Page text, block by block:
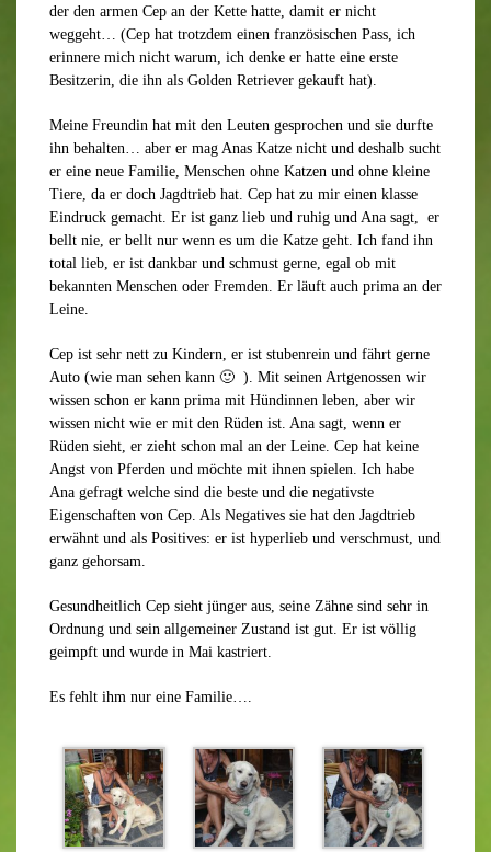
der den armen Cep an der Kette hatte, damit er nicht
weggeht… (Cep hat trotzdem einen französischen Pass, ich
erinnere mich nicht warum, ich denke er hatte eine erste
Besitzerin, die ihn als Golden Retriever gekauft hat).
Meine Freundin hat mit den Leuten gesprochen und sie durfte
ihn behalten… aber er mag Anas Katze nicht und deshalb sucht
er eine neue Familie, Menschen ohne Katzen und ohne kleine
Tiere, da er doch Jagdtrieb hat. Cep hat zu mir einen klasse
Eindruck gemacht. Er ist ganz lieb und ruhig und Ana sagt, er
bellt nie, er bellt nur wenn es um die Katze geht. Ich fand ihn
total lieb, er ist dankbar und schmust gerne, egal ob mit
bekannten Menschen oder Fremden. Er läuft auch prima an der
Leine.
Cep ist sehr nett zu Kindern, er ist stubenrein und fährt gerne
Auto (wie man sehen kann 🙂 ). Mit seinen Artgenossen wir
wissen schon er kann prima mit Hündinnen leben, aber wir
wissen nicht wie er mit den Rüden ist. Ana sagt, wenn er
Rüden sieht, er zieht schon mal an der Leine. Cep hat keine
Angst von Pferden und möchte mit ihnen spielen. Ich habe
Ana gefragt welche sind die beste und die negativste
Eigenschaften von Cep. Als Negatives sie hat den Jagdtrieb
erwähnt und als Positives: er ist hyperlieb und verschmust, und
ganz gehorsam.
Gesundheitlich Cep sieht jünger aus, seine Zähne sind sehr in
Ordnung und sein allgemeiner Zustand ist gut. Er ist völlig
geimpft und wurde in Mai kastriert.
Es fehlt ihm nur eine Familie….